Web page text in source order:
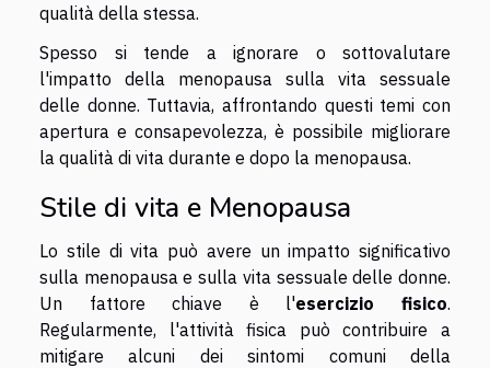
qualità della stessa.
Spesso si tende a ignorare o sottovalutare
l'impatto della menopausa sulla vita sessuale
delle donne. Tuttavia, affrontando questi temi con
apertura e consapevolezza, è possibile migliorare
la qualità di vita durante e dopo la menopausa.
Stile di vita e Menopausa
Lo stile di vita può avere un impatto significativo
sulla menopausa e sulla vita sessuale delle donne.
Un fattore chiave è l'esercizio fisico.
Regularmente, l'attività fisica può contribuire a
mitigare alcuni dei sintomi comuni della